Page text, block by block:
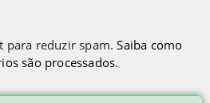
para reduzir spam.Saiba como
são processados.